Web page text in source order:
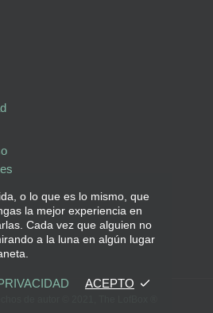
o lo que es lo mismo, que
la mejor experiencia en
Cada vez que alguien no
a la luna en algún lugar
ACEPTO